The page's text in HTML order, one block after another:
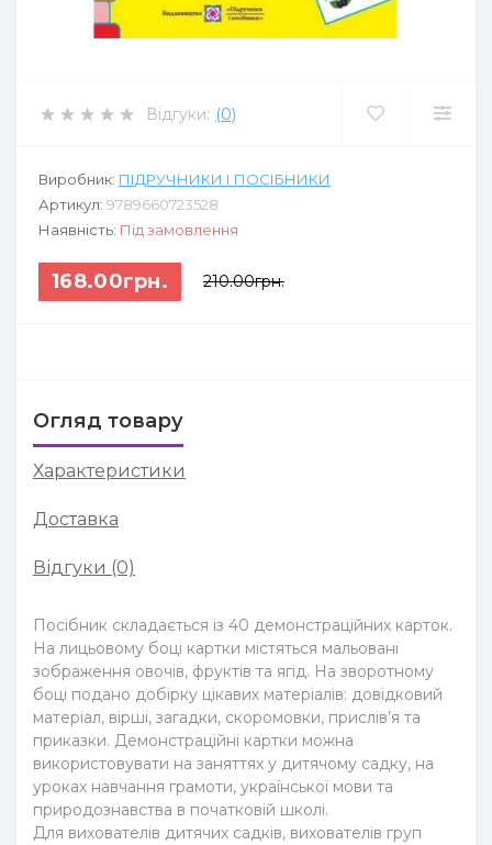
Відгуки: (0)
Виробник: ПІДРУЧНИКИ І ПОСІБНИКИ
Артикул: 9789660723528
Наявність: Під замовлення
168.00грн. 210.00грн.
Огляд товару
Характеристики
Доставка
Відгуки (0)
Посібник складається із 40 демонстраційних карток.
На лицьовому боці картки містяться мальовані
зображення овочів, фруктів та ягід. На зворотному
боці подано добірку цікавих матеріалів: довідковий
матеріал, вірші, загадки, скоромовки, прислів’я та
приказки. Демонстраційні картки можна
використовувати на заняттях у дитячому садку, на
уроках навчання грамоти, української мови та
природознавства в початковій школі.
Для вихователів дитячих садків, вихователів груп